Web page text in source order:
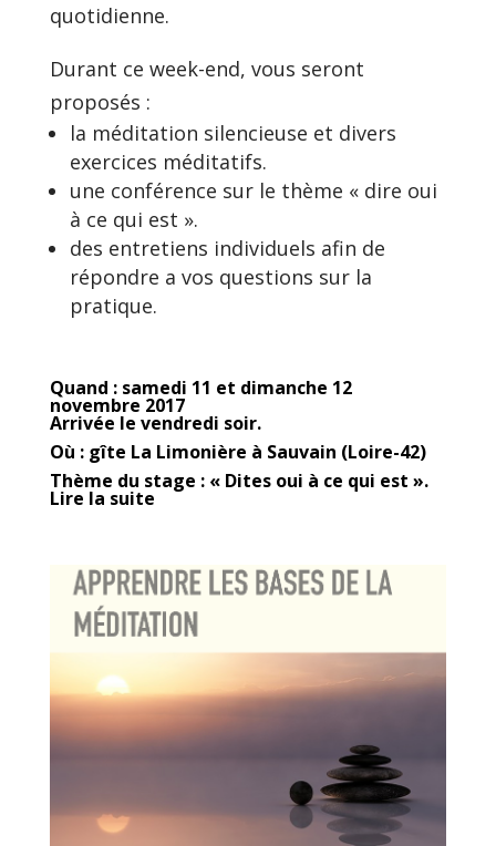
quotidienne.
Durant ce week-end, vous seront
proposés :
la méditation silencieuse et divers
exercices méditatifs.
une conférence sur le thème « dire oui
à ce qui est ».
des entretiens individuels afin de
répondre a vos questions sur la
pratique.
Quand : samedi 11 et dimanche 12
novembre 2017
Arrivée le vendredi soir.
Où : gîte La Limonière à Sauvain (Loire-42)
Thème du stage : « Dites oui à ce qui est ».
Lire la suite